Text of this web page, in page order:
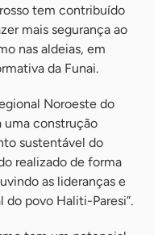
tem contribuído
mais segurança ao
nas aldeias, em
da Funai.
Noroeste do
uma construção
sustentável do
realizado de forma
as lideranças e
povo Haliti-Paresi”.